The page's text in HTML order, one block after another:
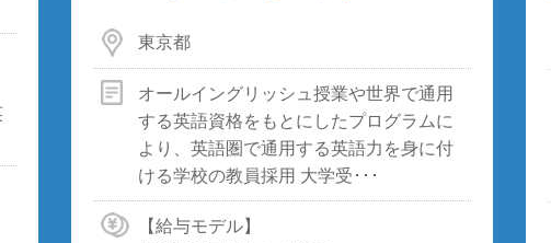
東京都
オールイングリッシュ授業や世界で通用
する英語資格をもとにしたプログラムに
より、英語圏で通用する英語力を身に付
ける学校の教員採用 大学受･･･
【給与モデル】